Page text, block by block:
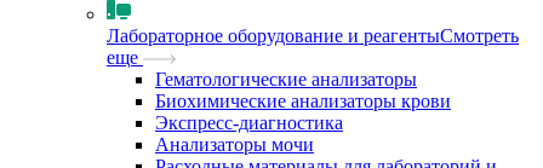
Лабораторное оборудование и реагентыСмотреть
еще
Гематологические анализаторы
Биохимические анализаторы крови
Экспресс-диагностика
Анализаторы мочи